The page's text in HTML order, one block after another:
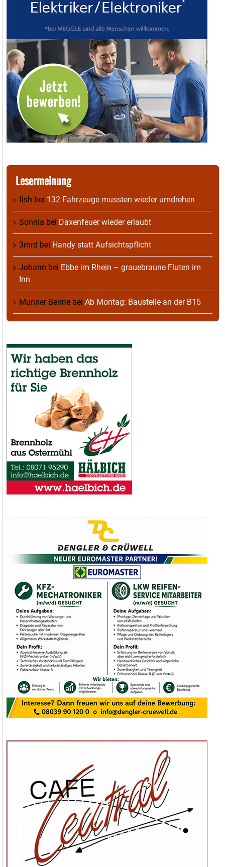
Lesermeinung
fish bei 132 Fahrzeuge mussten wieder umdrehen
Sonnia bei Daxenfeuer wieder erlaubt
3mrd bei Handy statt Aufsichtspflicht
Johann bei Ebbe im Rhein – grauebraune Fluten im
Inn
Munner Benne bei Ab Montag: Baustelle an der B15